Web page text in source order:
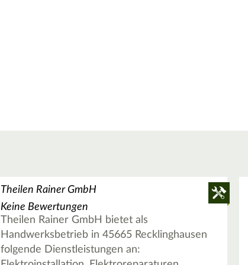
Theilen Rainer GmbH
Keine Bewertungen
Theilen Rainer GmbH bietet als
Handwerksbetrieb in 45665 Recklinghausen
folgende Dienstleistungen an: